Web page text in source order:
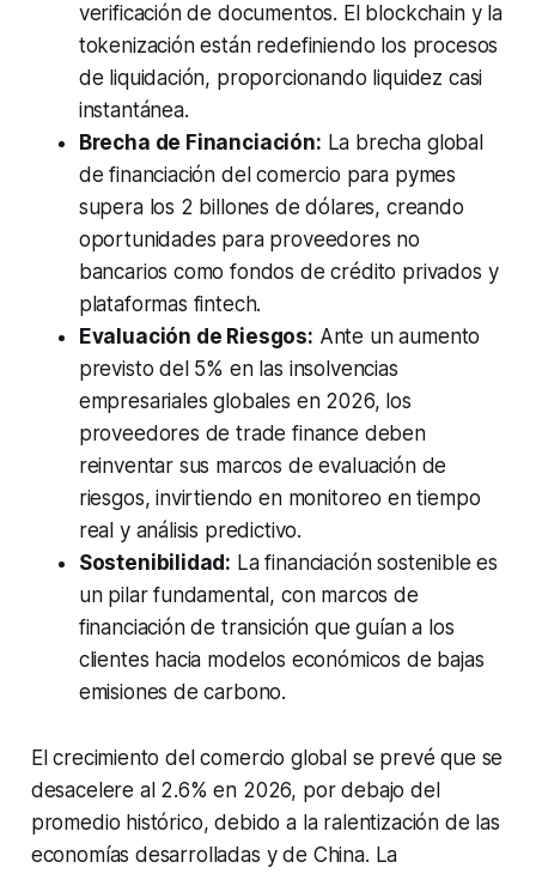
verificación de documentos. El blockchain y la
tokenización están redefiniendo los procesos
de liquidación, proporcionando liquidez casi
instantánea.
Brecha de Financiación: La brecha global
de financiación del comercio para pymes
supera los 2 billones de dólares, creando
oportunidades para proveedores no
bancarios como fondos de crédito privados y
plataformas fintech.
Evaluación de Riesgos: Ante un aumento
previsto del 5% en las insolvencias
empresariales globales en 2026, los
proveedores de trade finance deben
reinventar sus marcos de evaluación de
riesgos, invirtiendo en monitoreo en tiempo
real y análisis predictivo.
Sostenibilidad: La financiación sostenible es
un pilar fundamental, con marcos de
financiación de transición que guían a los
clientes hacia modelos económicos de bajas
emisiones de carbono.
El crecimiento del comercio global se prevé que se
desacelere al 2.6% en 2026, por debajo del
promedio histórico, debido a la ralentización de las
economías desarrolladas y de China. La